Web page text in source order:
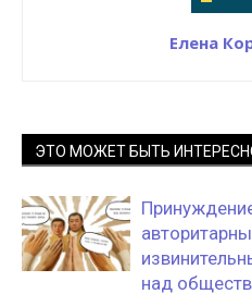
Елена
ЭТО МОЖЕТ БЫТЬ
над